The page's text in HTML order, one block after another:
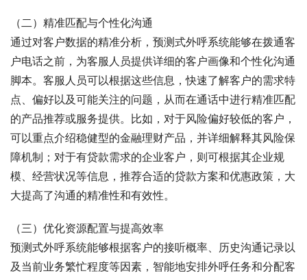
（二）精准匹配与个性化沟通
通过对客户数据的精准分析，预测式外呼系统能够在拨通客
户电话之前，为客服人员提供详细的客户画像和个性化沟通
脚本。客服人员可以根据这些信息，快速了解客户的需求特
点、偏好以及可能关注的问题，从而在通话中进行精准匹配
的产品推荐或服务提供。比如，对于风险偏好较低的客户，
可以重点介绍稳健型的金融理财产品，并详细解释其风险保
障机制；对于有贷款需求的企业客户，则可根据其企业规
模、经营状况等信息，推荐合适的贷款方案和优惠政策，大
大提高了沟通的精准性和有效性。
（三）优化资源配置与提高效率
预测式外呼系统能够根据客户的接听概率、历史沟通记录以
及当前业务繁忙程度等因素，智能地安排外呼任务和分配客